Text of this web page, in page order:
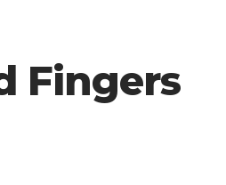
Fingers